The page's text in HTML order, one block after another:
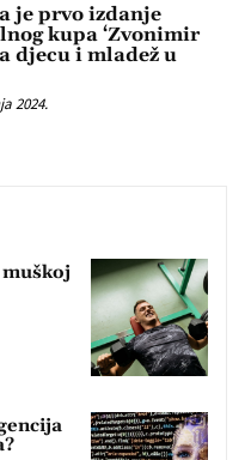
je prvo izdanje
kupa ‘Zvonimir
djecu i mladež u
2024.